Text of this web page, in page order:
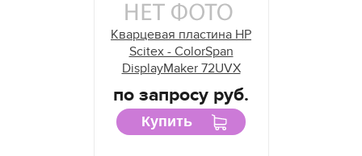
Кварцевая пластина HP
Scitex - ColorSpan
DisplayMaker 72UVX
по запросу руб.
Купить